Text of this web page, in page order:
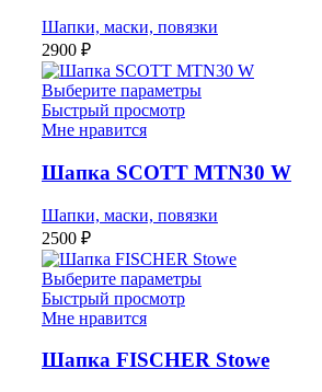
Шапки, маски, повязки
2900 ₽
Выберите параметры
Быстрый просмотр
Мне нравится
Шапка SCOTT MTN30 W
Шапки, маски, повязки
2500 ₽
Выберите параметры
Быстрый просмотр
Мне нравится
Шапка FISCHER Stowe